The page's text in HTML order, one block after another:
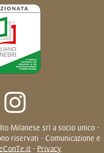
Milanese srl a socio unico -
riservati - Comunicazione e
- Privacy